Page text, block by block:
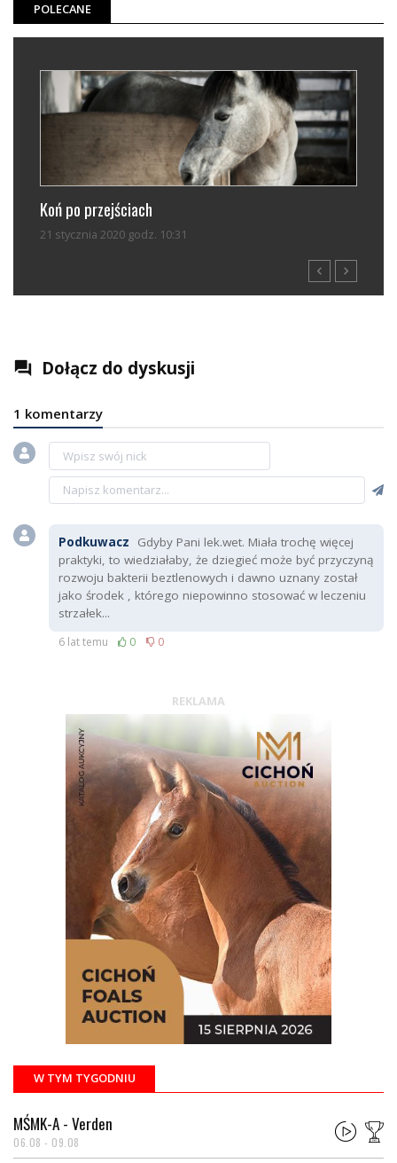
POLECANE
navigate_before
Jesienna wymiana sierści u koni - jak powinna ...
04 października 2024 godz. 08:44
navigate_next
question_answer Dołącz do dyskusji
1 komentarzy
Podkuwacz
Gdyby Pani lek.wet. Miała trochę więcej
praktyki, to wiedziałaby, że dziegieć może być przyczyną
rozwoju bakterii beztlenowych i dawno uznany został
jako środek , którego niepowinno stosować w leczeniu
strzałek...
6 lat temu 0 0
REKLAMA
W TYM TYGODNIU
MŚMK-A - Verden
06.08 - 09.08